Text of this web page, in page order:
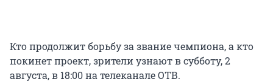
Кто продолжит борьбу за звание чемпиона, а кто
покинет проект, зрители узнают в субботу, 2
августа, в 18:00 на телеканале ОТВ.